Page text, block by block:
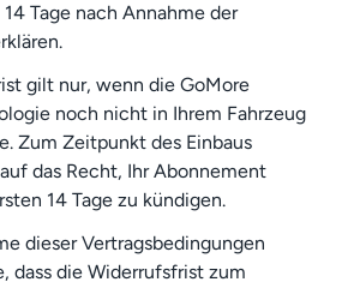
Tage nach Annahme der
gilt nur, wenn die GoMore
noch nicht in Ihrem Fahrzeug
Zum Zeitpunkt des Einbaus
das Recht, Ihr Abonnement
14 Tage zu kündigen.
dieser Vertragsbedingungen
dass die Widerrufsfrist zum